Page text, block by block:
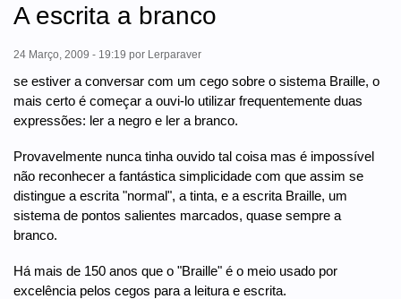
A escrita a branco
24 Março, 2009 - 19:19 por Lerparaver
se estiver a conversar com um cego sobre o sistema Braille, o
mais certo é começar a ouvi-lo utilizar frequentemente duas
expressões: ler a negro e ler a branco.
Provavelmente nunca tinha ouvido tal coisa mas é impossível
não reconhecer a fantástica simplicidade com que assim se
distingue a escrita "normal", a tinta, e a escrita Braille, um
sistema de pontos salientes marcados, quase sempre a
branco.
Há mais de 150 anos que o "Braille" é o meio usado por
excelência pelos cegos para a leitura e escrita.